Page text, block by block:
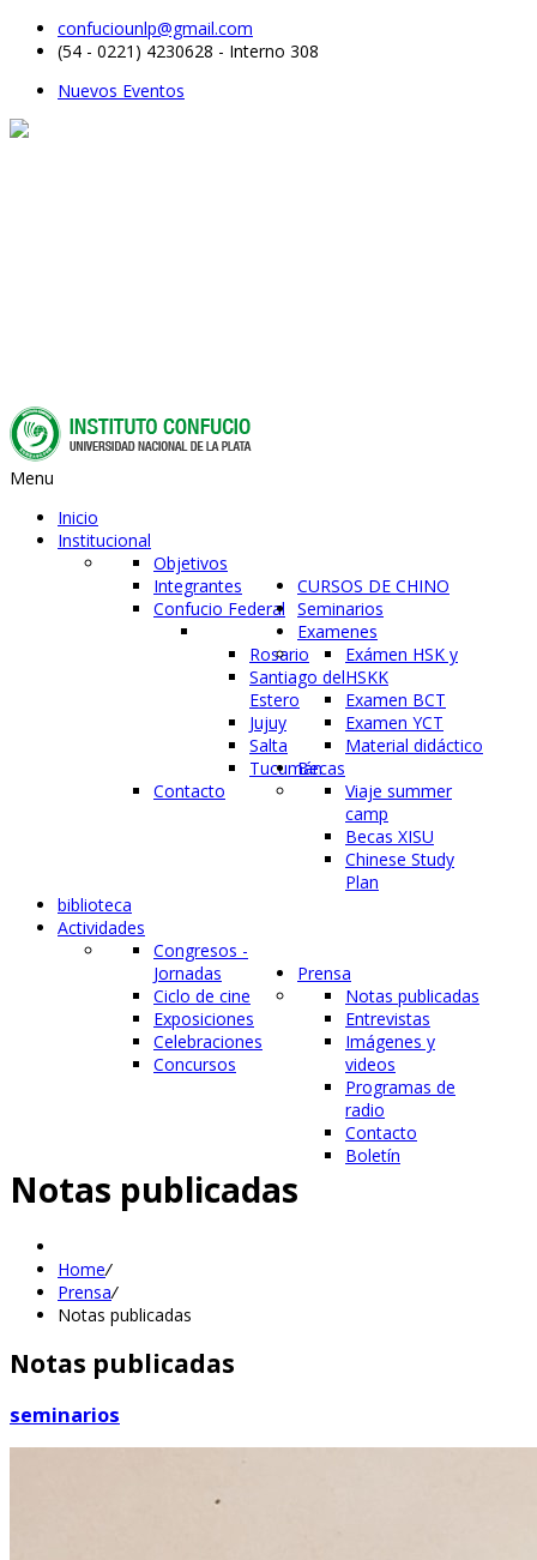
confuciounlp@gmail.com
(54 - 0221) 4230628 - Interno 308
Nuevos Eventos
Menu
Inicio
Institucional
Objetivos
Integrantes
Confucio Federal
Rosario
Santiago del
Estero
Jujuy
Salta
Tucumán
Contacto
CURSOS DE CHINO
Seminarios
Examenes
Exámen HSK y
HSKK
Examen BCT
Examen YCT
Material didáctico
Becas
Viaje summer
camp
Becas XISU
Chinese Study
Plan
biblioteca
Actividades
Congresos -
Jornadas
Ciclo de cine
Exposiciones
Celebraciones
Concursos
Prensa
Notas publicadas
Entrevistas
Imágenes y
videos
Programas de
radio
Contacto
Boletín
Notas publicadas
Home/
Prensa/
Notas publicadas
Notas publicadas
seminarios